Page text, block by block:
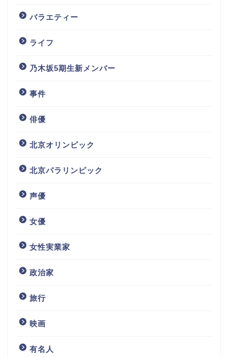
バラエティー
ライフ
乃木坂5期生新メンバー
事件
俳優
北京オリンピック
北京パラリンピック
声優
女優
女性実業家
政治家
旅行
映画
有名人